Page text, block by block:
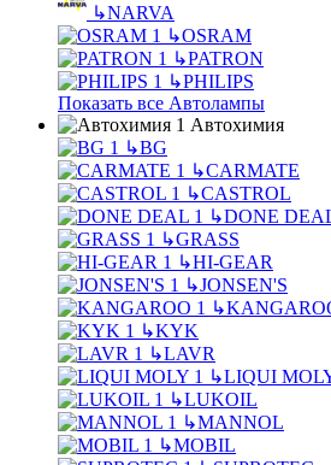
↳NARVA
↳OSRAM
↳PATRON
↳PHILIPS
Показать все Автолампы
Автохимия
↳BG
↳CARMATE
↳CASTROL
↳DONE
↳GRASS
↳HI-GEAR
↳JONSEN'S
↳
↳KYK
↳LAVR
↳LIQUI
↳LUKOIL
↳MANNOL
↳MOBIL